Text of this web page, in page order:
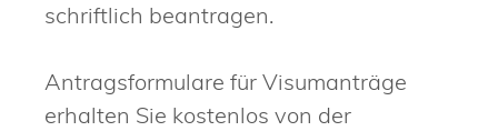
schriftlich beantragen.
Antragsformulare für Visumanträge
erhalten Sie kostenlos von der